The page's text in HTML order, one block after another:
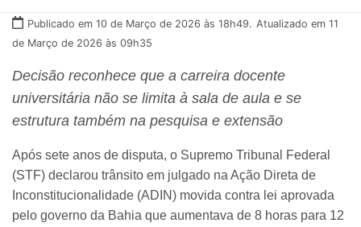
Publicado em 10 de Março de 2026 às 18h49. Atualizado em 11
de Março de 2026 às 09h35
Decisão reconhece que a carreira docente
universitária não se limita à sala de aula e se
estrutura também na pesquisa e extensão
Após sete anos de disputa, o Supremo Tribunal Federal
(STF) declarou trânsito em julgado na Ação Direta de
Inconstitucionalidade (ADIN) movida contra lei aprovada
pelo governo da Bahia que aumentava de 8 horas para 12